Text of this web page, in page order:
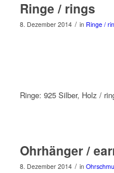
Ringe / rings
8. Dezember 2014 / in Ringe /
Ringe: 925 Silber, Holz /
Ohrhänger /
8. Dezember 2014 / in